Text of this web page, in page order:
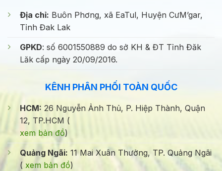
Địa chỉ: Buôn Phơng, xã EaTul, Huyện CưM’gar,
Tỉnh Đak Lak
GPKD: số 6001550889 do sở KH & ĐT Tỉnh Đăk
Lăk cấp ngày 20/09/2016.
KÊNH PHÂN PHỐI TOÀN QUỐC
HCM: 26 Nguyễn Ảnh Thủ, P. Hiệp Thành, Quận
12, TP.HCM (
xem bản đồ)
Quảng Ngãi: 11 Mai Xuân Thưởng, TP. Quảng Ngãi
( xem bản đồ)